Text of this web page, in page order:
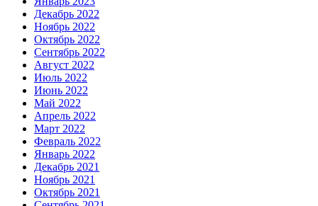
Декабрь 2022
Ноябрь 2022
Октябрь 2022
Сентябрь 2022
Август 2022
Июль 2022
Июнь 2022
Май 2022
Апрель 2022
Март 2022
Февраль 2022
Январь 2022
Декабрь 2021
Ноябрь 2021
Октябрь 2021